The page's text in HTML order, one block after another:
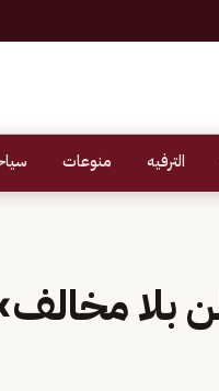
الترفيه منوعات
بلا